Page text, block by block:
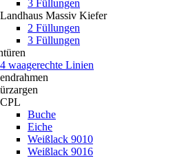
3 Füllungen
Landhaus Massiv Kiefer
2 Füllungen
3 Füllungen
4 waagerechte Linien
CPL
Buche
Eiche
Weißlack 9010
Weißlack 9016